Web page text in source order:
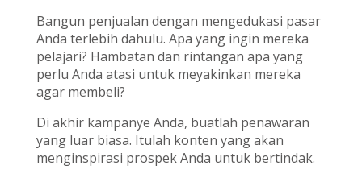
Bangun penjualan dengan mengedukasi pasar
Anda terlebih dahulu. Apa yang ingin mereka
pelajari? Hambatan dan rintangan apa yang
perlu Anda atasi untuk meyakinkan mereka
agar membeli?
Di akhir kampanye Anda, buatlah penawaran
yang luar biasa. Itulah konten yang akan
menginspirasi prospek Anda untuk bertindak.